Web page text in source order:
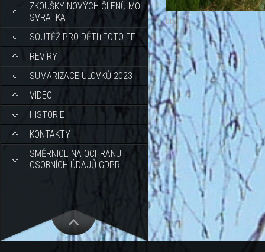
ZKOUŠKY NOVÝCH ČLENŮ MO
SVRATKA
SOUTĚŽ PRO DĚTI+FOTO FF
REVÍRY
SUMARIZACE ÚLOVKŮ 2023
VIDEO
HISTORIE
KONTAKTY
SMĚRNICE NA OCHRANU
OSOBNÍCH ÚDAJŮ GDPR
bty